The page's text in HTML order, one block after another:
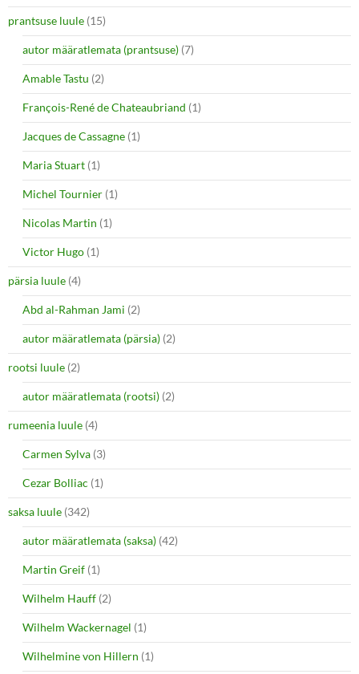
prantsuse luule (15)
autor määratlemata (prantsuse) (7)
Amable Tastu (2)
François-René de Chateaubriand (1)
Jacques de Cassagne (1)
Maria Stuart (1)
Michel Tournier (1)
Nicolas Martin (1)
Victor Hugo (1)
pärsia luule (4)
Abd al-Rahman Jami (2)
autor määratlemata (pärsia) (2)
rootsi luule (2)
autor määratlemata (rootsi) (2)
rumeenia luule (4)
Carmen Sylva (3)
Cezar Bolliac (1)
saksa luule (342)
autor määratlemata (saksa) (42)
Martin Greif (1)
Wilhelm Hauff (2)
Wilhelm Wackernagel (1)
Wilhelmine von Hillern (1)